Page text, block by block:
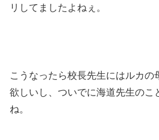
リしてましたよねぇ。
こうなったら校長先生にはルカの
欲しいし、ついでに海道先生のこ
ね。